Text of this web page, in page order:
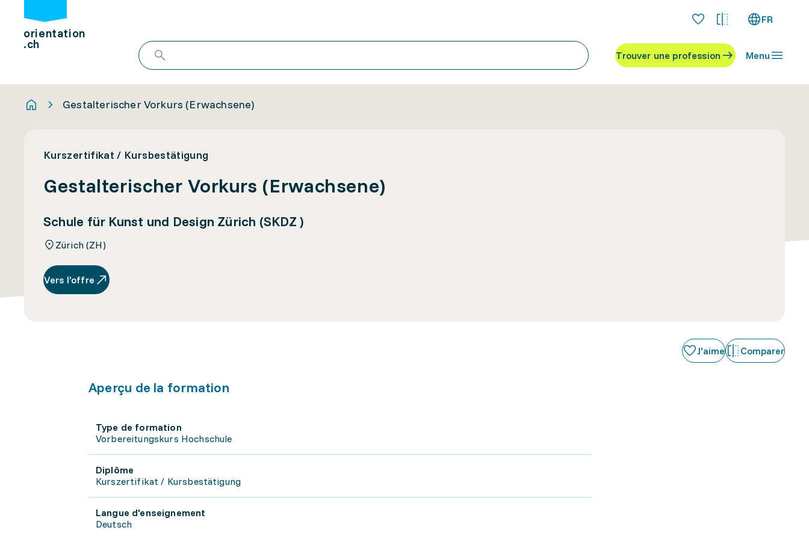
orientation
.ch
FR
Trouver une profession Menu
Gestalterischer Vorkurs (Erwachsene)
Kurszertifikat / Kursbestätigung
Gestalterischer Vorkurs (Erwachsene)
Schule für Kunst und Design Zürich (SKDZ )
Zürich (ZH)
Vers l’offre
J'aime Comparer
Aperçu de la formation
Type de formation
Vorbereitungskurs Hochschule
Diplôme
Kurszertifikat / Kursbestätigung
Langue d'enseignement
Deutsch